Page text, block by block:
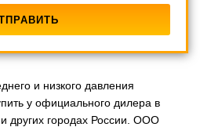
и низкого давления
у официального дилера в
других городах России. ООО